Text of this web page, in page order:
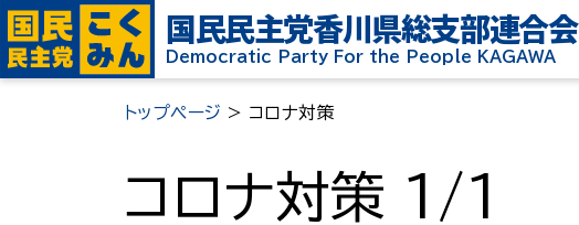
国民民主党香川県総支部連合会
Democratic Party For the People KAGAWA
トップページ > コロナ対策
コロナ対策 1/1